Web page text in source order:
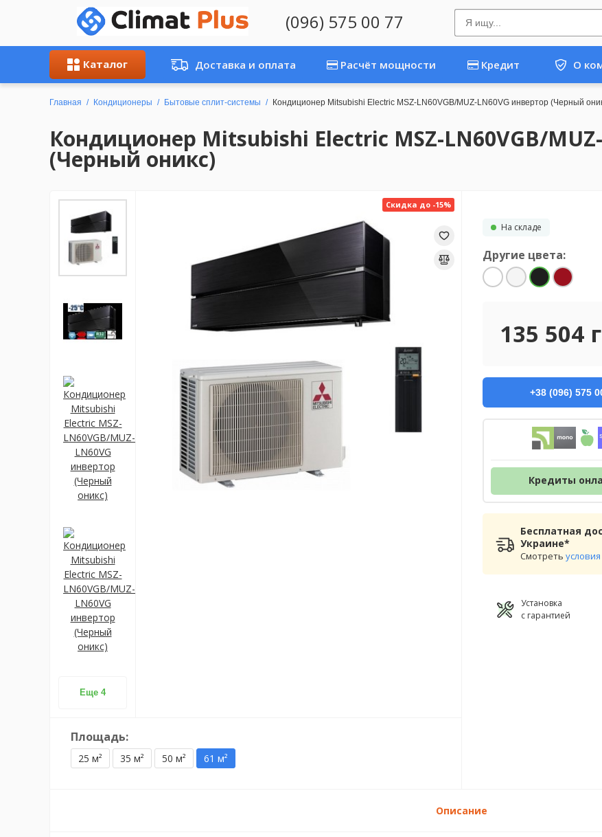
(096) 575 00 77
Каталог Доставка и оплата Расчёт мощности Кредит О
Главная Кондиционеры Бытовые сплит-системы Кондиционер Mitsubishi Electric MSZ-LN60VGB/MUZ-LN60VG инвертор (Черный
Кондиционер Mitsubishi Electric MSZ-LN60VGB/
(Черный оникс)
Еще 4
Скидка до -15%
Площадь:
25 м² 35 м² 50 м² 61 м²
На складе
Другие цвета:
135 504
+38 (096) 575
Кредиты
Бесплатная
Украине*
Смотреть
Установка
с гарантией
Описание